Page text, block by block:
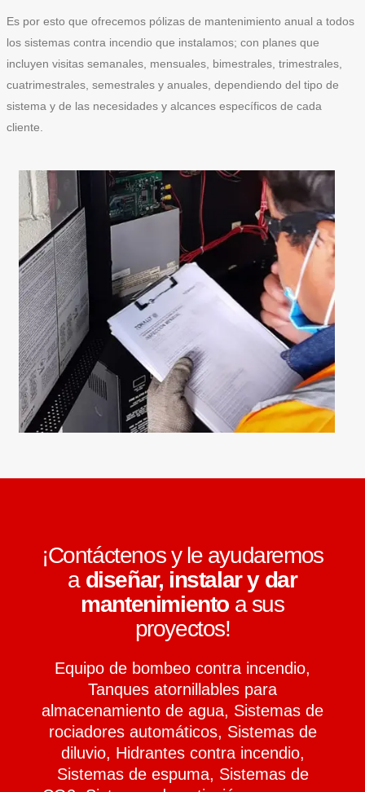
Es por esto que ofrecemos pólizas de mantenimiento anual a todos
los sistemas contra incendio que instalamos; con planes que
incluyen visitas semanales, mensuales, bimestrales, trimestrales,
cuatrimestrales, semestrales y anuales, dependiendo del tipo de
sistema y de las necesidades y alcances específicos de cada
cliente.
¡Contáctenos y le ayudaremos
a diseñar, instalar y dar
mantenimiento a sus
proyectos!
Equipo de bombeo contra incendio,
Tanques atornillables para
almacenamiento de agua, Sistemas de
rociadores automáticos, Sistemas de
diluvio, Hidrantes contra incendio,
Sistemas de espuma, Sistemas de